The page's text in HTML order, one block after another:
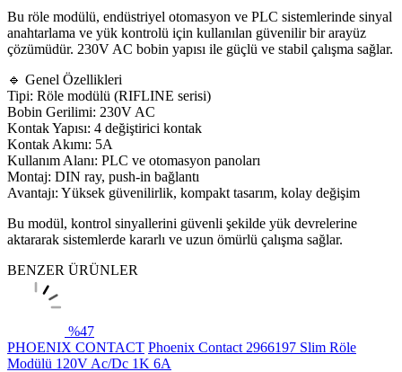
Bu röle modülü, endüstriyel otomasyon ve PLC sistemlerinde sinyal
anahtarlama ve yük kontrolü için kullanılan güvenilir bir arayüz
çözümüdür. 230V AC bobin yapısı ile güçlü ve stabil çalışma sağlar.
🔹 Genel Özellikleri
Tipi: Röle modülü (RIFLINE serisi)
Bobin Gerilimi: 230V AC
Kontak Yapısı: 4 değiştirici kontak
Kontak Akımı: 5A
Kullanım Alanı: PLC ve otomasyon panoları
Montaj: DIN ray, push-in bağlantı
Avantajı: Yüksek güvenilirlik, kompakt tasarım, kolay değişim
Bu modül, kontrol sinyallerini güvenli şekilde yük devrelerine
aktararak sistemlerde kararlı ve uzun ömürlü çalışma sağlar.
BENZER ÜRÜNLER
%47
PHOENIX CONTACT Phoenix Contact 2966197 Slim Röle
Modülü 120V Ac/Dc 1K 6A